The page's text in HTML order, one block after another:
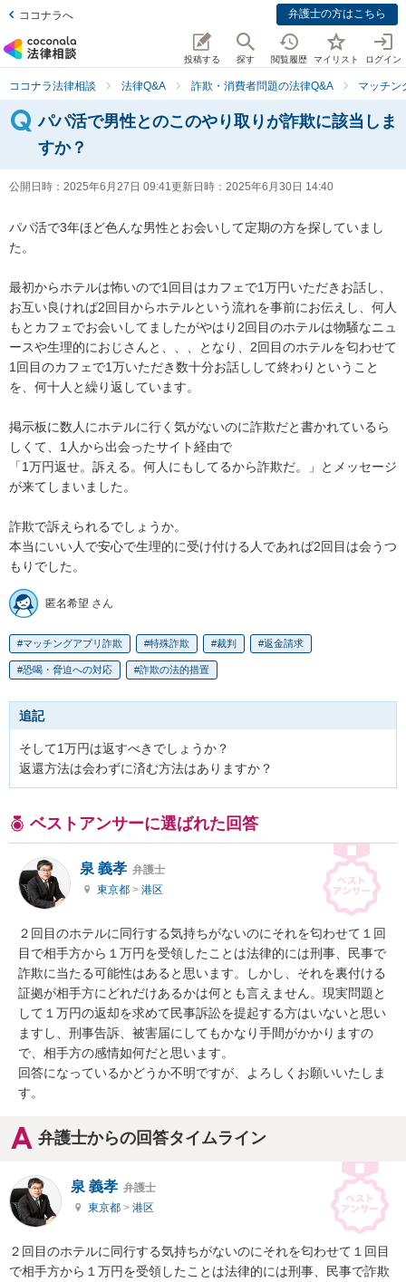
ココナラへ 弁護士の方はこちら
投稿する 探す 閲覧履歴 マイリスト ログイン
ココナラ法律相談 法律Q&A 詐欺・消費者問題の法律Q&A マッチン
パパ活で男性とのこのやり取りが詐欺に該当しま
すか？
公開日時： 2025年6月27日 09:41更新日時： 2025年6月30日 14:40
パパ活で3年ほど色んな男性とお会いして定期の方を探していまし
た。
最初からホテルは怖いので1回目はカフェで1万円いただきお話し、
お互い良ければ2回目からホテルという流れを事前にお伝えし、何人
もとカフェでお会いしてましたがやはり2回目のホテルは物騒なニュ
ースや生理的におじさんと、、、となり、2回目のホテルを匂わせて
1回目のカフェで1万いただき数十分お話しして終わりということ
を、何十人と繰り返しています。
掲示板に数人にホテルに行く気がないのに詐欺だと書かれているら
しくて、1人から出会ったサイト経由で
「1万円返せ。訴える。何人にもしてるから詐欺だ。」とメッセージ
が来てしまいました。
詐欺で訴えられるでしょうか。
本当にいい人で安心で生理的に受け付ける人であれば2回目は会うつ
もりでした。
匿名希望 さん
マッチングアプリ詐欺 特殊詐欺 裁判 返金請求
恐喝・脅迫への対応 詐欺の法的措置
追記
そして1万円は返すべきでしょうか？
返還方法は会わずに済む方法はありますか？
ベストアンサーに選ばれた回答
泉 義孝 弁護士
東京都 > 港区
２回目のホテルに同行する気持ちがないのにそれを匂わせて１回
目で相手方から１万円を受領したことは法律的には刑事、民事で
詐欺に当たる可能性はあると思います。しかし、それを裏付ける
証拠が相手方にどれだけあるかは何とも言えません。現実問題と
して１万円の返却を求めて民事訴訟を提起する方はいないと思い
ますし、刑事告訴、被害届にしてもかなり手間がかかりますの
で、相手方の感情如何だと思います。
回答になっているかどうか不明ですが、よろしくお願いいたしま
す。
弁護士からの回答タイムライン
泉 義孝 弁護士
東京都 > 港区
２回目のホテルに同行する気持ちがないのにそれを匂わせて１回目
で相手方から１万円を受領したことは法律的には刑事、民事で詐欺